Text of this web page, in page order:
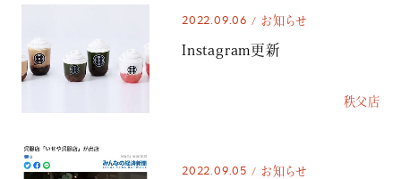
2022.09.06 お知らせ
Instagram更新
秩父店
2022.09.05 お知らせ